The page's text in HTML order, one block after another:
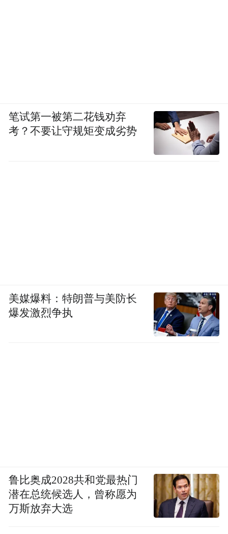
笔试第一被第二花钱劝弃
考？不要让守规矩变成劣势
美媒爆料：特朗普与美防长
爆发激烈争执
鲁比奥成2028共和党最热门
潜在总统候选人，曾称愿为
万斯放弃大选